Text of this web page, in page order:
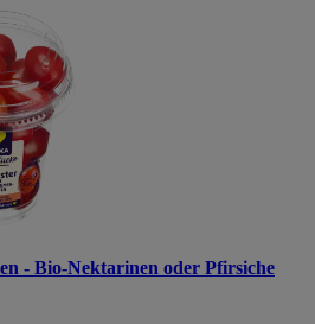
- Bio-Nektarinen oder Pfirsiche